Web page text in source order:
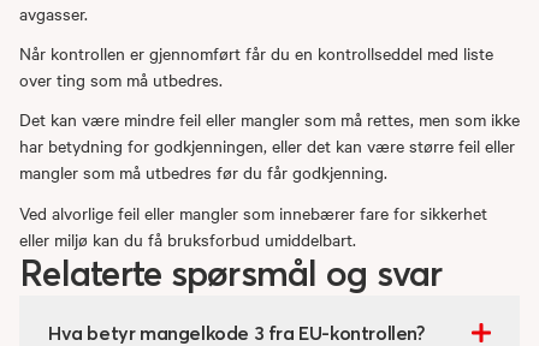
avgasser.
Når kontrollen er gjennomført får du en kontrollseddel med liste
over ting som må utbedres.
Det kan være mindre feil eller mangler som må rettes, men som ikke
har betydning for godkjenningen, eller det kan være større feil eller
mangler som må utbedres før du får godkjenning.
Ved alvorlige feil eller mangler som innebærer fare for sikkerhet
eller miljø kan du få bruksforbud umiddelbart.
Relaterte spørsmål og svar
Hva betyr mangelkode 3 fra EU-kontrollen?